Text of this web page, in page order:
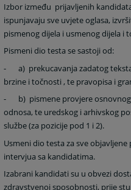
Izbor između prijavljenih
ispunjavaju sve uvjete oglasa,
pismenog dijela i usmenog dijela i
Pismeni dio testa se sastoji od:
-
a) prekucavanja zadatog
brzine i točnosti , te pravopisa i
-
b) pismene provjere
odnosa, te uredskog i arhivskog
službe (za pozicije pod 1 i 2).
Usmeni dio testa za sve
intervjua sa kandidatima.
Izabrani kandidati su u obvezi
zdravstvenoj sposobnosti, prije